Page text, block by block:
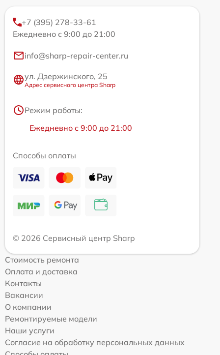
+7 (395) 278-33-61
Ежедневно с 9:00 до 21:00
info@sharp-repair-center.ru
ул. Дзержинского, 25
Адрес сервисного центра Sharp
Режим работы:
Ежедневно с 9:00 до 21:00
Способы оплаты
© 2026 Сервисный центр Sharp
Стоимость ремонта
Оплата и доставка
Контакты
Вакансии
О компании
Ремонтируемые модели
Наши услуги
Согласие на обработку персональных данных